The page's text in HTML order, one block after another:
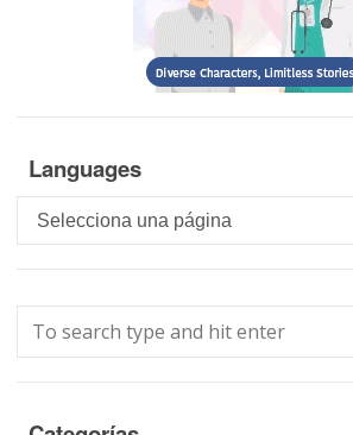
Languages
Languages